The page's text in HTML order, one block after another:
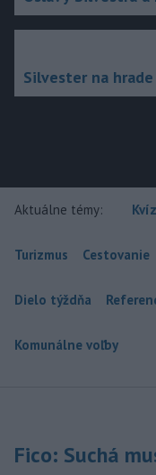
Silvester na hrade
Aktuálne témy:
Turizmus Cestovanie
Dielo týždňa
Komunálne voľby
Fico: Suchá